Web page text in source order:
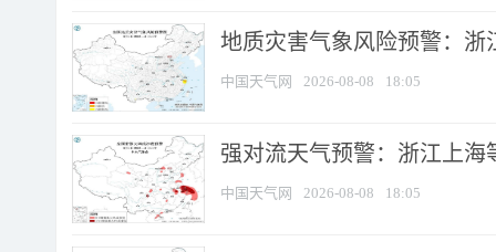
地质灾害气象风险预警：
中国天气网 2026-08-08 18:05
强对流天气预警：浙江上海
中国天气网 2026-08-08 18:05